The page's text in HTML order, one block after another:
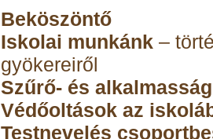
Beköszöntő
Iskolai munkánk –
gyökereiről
Szűrő- és
Védőoltások az
Testnevelés